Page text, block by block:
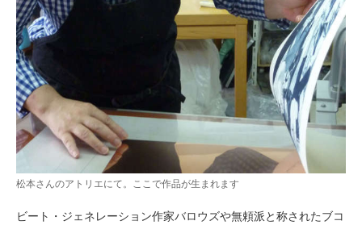
松本さんのアトリエにて。ここで作品が生まれます
ビート・ジェネレーション作家バロウズや無頼派と称されたブコ